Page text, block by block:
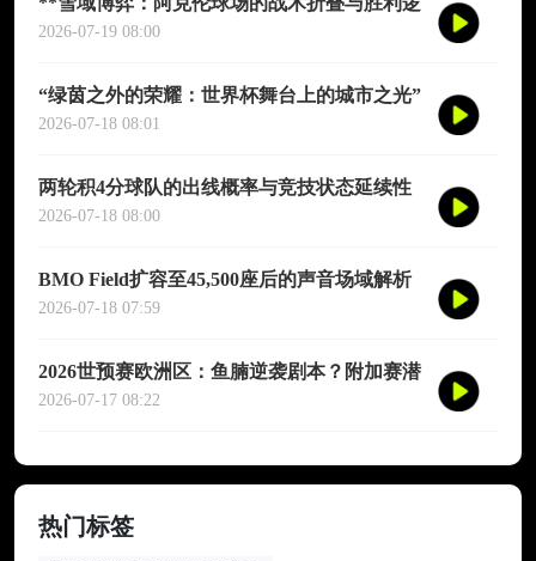
辑**
2026-07-19 08:00
“绿茵之外的荣耀：世界杯舞台上的城市之光”
2026-07-18 08:01
两轮积4分球队的出线概率与竞技状态延续性
研判
2026-07-18 08:00
BMO Field扩容至45,500座后的声音场域解析
与观众听感仿真评估
2026-07-18 07:59
2026世预赛欧洲区：鱼腩逆袭剧本？附加赛潜
伏的冷门猎手
2026-07-17 08:22
热门标签